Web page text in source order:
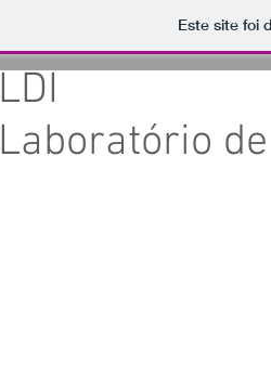
Este site foi
LDI
Laboratório